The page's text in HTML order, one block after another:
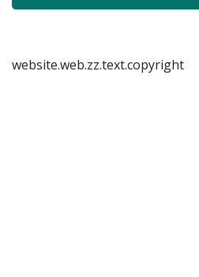
website.web.zz.text.copyright